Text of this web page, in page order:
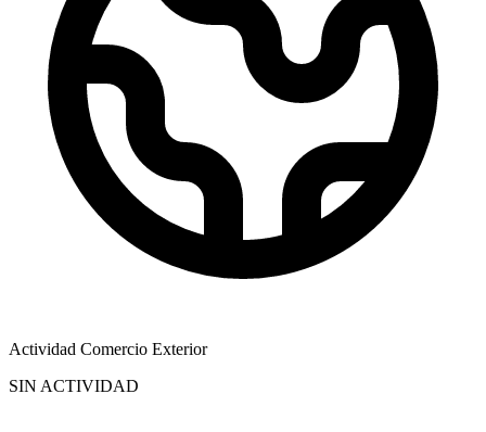
Actividad Comercio Exterior
SIN ACTIVIDAD